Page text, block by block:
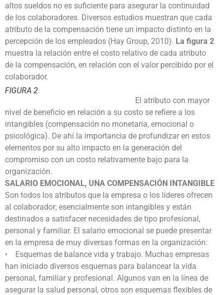
altos sueldos no es suficiente para asegurar la continuidad
de los colaboradores. Diversos estudios muestran que cada
atributo de la compensación tiene un impacto distinto en la
percepción de los empleados (Hay Group, 2010). La figura 2
muestra la relación entre el costo relativo de cada atributo
de la compensación, en relación con el valor percibido por el
colaborador.
FIGURA 2
El atributo con mayor
nivel de beneficio en relación a su costo se refiere a los
intangibles (compensación no monetaria, emocional o
psicológica). De ahí la importancia de profundizar en estos
elementos por su alto impacto en la generación del
compromiso con un costo relativamente bajo para la
organización.
SALARIO EMOCIONAL, UNA COMPENSACIÓN INTANGIBLE
Son todos los atributos que la empresa o los líderes ofrecen
al colaborador; esencialmente son intangibles y están
destinados a satisfacer necesidades de tipo profesional,
personal y familiar. El salario emocional se puede presentar
en la empresa de muy diversas formas en la organización:
• Esquemas de balance vida y trabajo. Muchas empresas
han iniciado diversos esquemas para balancear la vida
personal, familiar y profesional. Algunos van en la línea de
asegurar la salud personal, otros son esquemas flexibles de